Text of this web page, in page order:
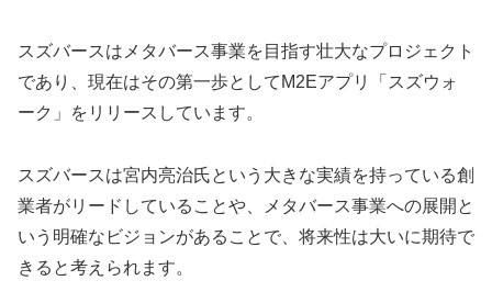
スズバースはメタバース事業を目指す壮大なプロジェクト
であり、現在はその第一歩としてM2Eアプリ「スズウォ
ーク」をリリースしています。
スズバースは宮内亮治氏という大きな実績を持っている創
業者がリードしていることや、メタバース事業への展開と
いう明確なビジョンがあることで、将来性は大いに期待で
きると考えられます。